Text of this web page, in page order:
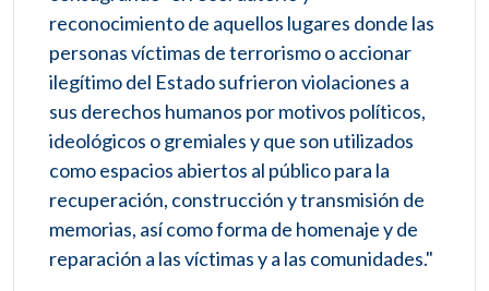
reconocimiento de aquellos lugares donde las
personas víctimas de terrorismo o accionar
ilegítimo del Estado sufrieron violaciones a
sus derechos humanos por motivos políticos,
ideológicos o gremiales y que son utilizados
como espacios abiertos al público para la
recuperación, construcción y transmisión de
memorias, así como forma de homenaje y de
reparación a las víctimas y a las comunidades."